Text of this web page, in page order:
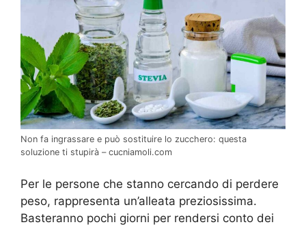
Non fa ingrassare e può sostituire lo zucchero: questa
soluzione ti stupirà – cucniamoli.com
Per le persone che stanno cercando di perdere
peso, rappresenta un’alleata preziosissima.
Basteranno pochi giorni per rendersi conto dei